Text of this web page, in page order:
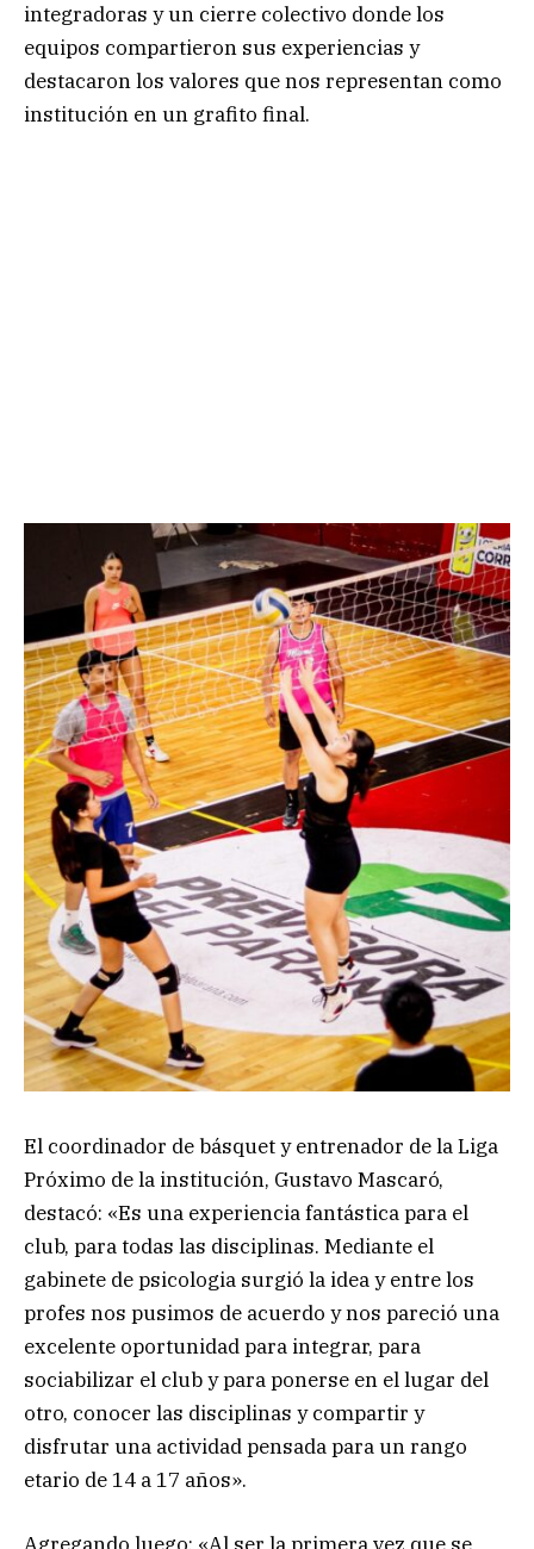
integradoras y un cierre colectivo donde los
equipos compartieron sus experiencias y
destacaron los valores que nos representan como
institución en un grafito final.
El coordinador de básquet y entrenador de la Liga
Próximo de la institución, Gustavo Mascaró,
destacó: «Es una experiencia fantástica para el
club, para todas las disciplinas. Mediante el
gabinete de psicologia surgió la idea y entre los
profes nos pusimos de acuerdo y nos pareció una
excelente oportunidad para integrar, para
sociabilizar el club y para ponerse en el lugar del
otro, conocer las disciplinas y compartir y
disfrutar una actividad pensada para un rango
etario de 14 a 17 años».